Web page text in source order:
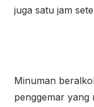
juga satu jam
Minuman
penggemar yang